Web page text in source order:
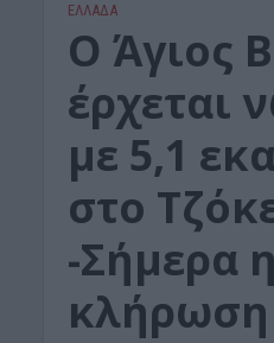
ΕΛΛΑΔΑ
Ο Άγιος
έρχεται
με 5,1
στο
-Σήμερα η
κλήρωση